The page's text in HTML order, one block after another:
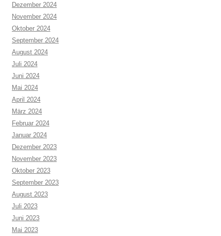
Dezember 2024
November 2024
Oktober 2024
September 2024
August 2024
Juli 2024
Juni 2024
Mai 2024
April 2024
März 2024
Februar 2024
Januar 2024
Dezember 2023
November 2023
Oktober 2023
September 2023
August 2023
Juli 2023
Juni 2023
Mai 2023